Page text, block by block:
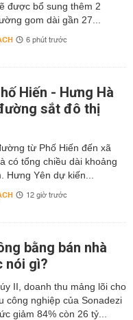
được bổ sung thêm 2
gom dài gần 27...
6 phút trước
Hiến - Hưng Hà
sắt đô thị
từ Phố Hiến đến xã
có tổng chiều dài khoảng
Hưng Yên dự kiến...
12 giờ trước
bằng bán nhà
nói gì?
II, doanh thu mảng lõi cho
công nghiệp của Sonadezi
giảm 84% còn 26 tỷ...